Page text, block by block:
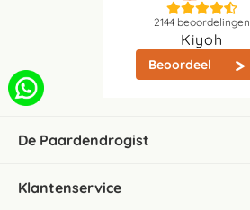
2144beoordelingen
Kiyoh
Beoordeel
De Paardendrogist
Klantenservice